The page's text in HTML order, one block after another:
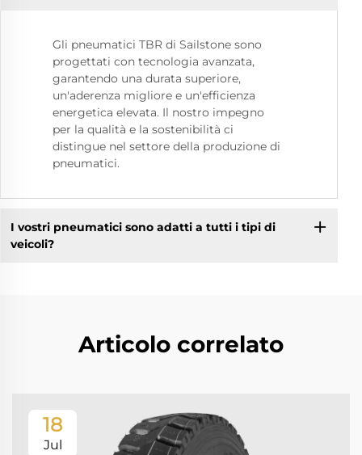
Gli pneumatici TBR di Sailstone sono
progettati con tecnologia avanzata,
garantendo una durata superiore,
un'aderenza migliore e un'efficienza
energetica elevata. Il nostro impegno
per la qualità e la sostenibilità ci
distingue nel settore della produzione di
pneumatici.
I vostri pneumatici sono adatti a tutti i tipi di
veicoli?
Articolo correlato
18
Jul